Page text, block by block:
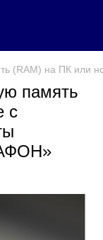
(RAM) на ПК
память
с